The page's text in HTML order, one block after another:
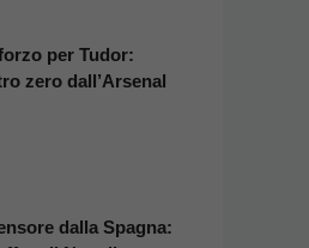
per Tudor:
zero dall’Arsenal
dalla Spagna: